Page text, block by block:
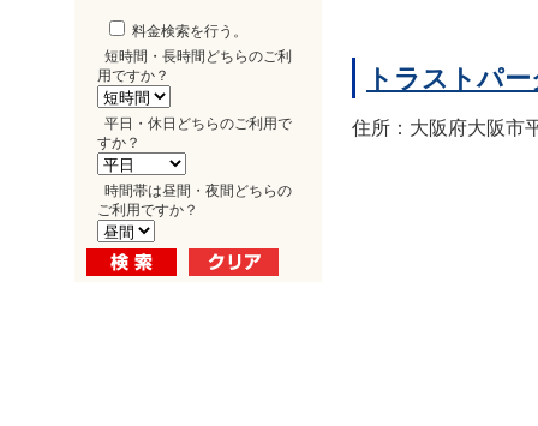
料金検索を行う。
短時間・長時間どちらのご利
用ですか？
平日・休日どちらのご利用で
すか？
時間帯は昼間・夜間どちらの
ご利用ですか？
トラストパ
住所：大阪府大阪市